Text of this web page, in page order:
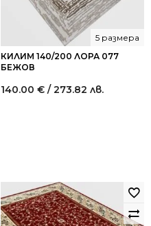
КИЛИМ 140/200 ЛОРА 077
БЕЖОВ
5 размера
140.00 € / 273.82 лв.